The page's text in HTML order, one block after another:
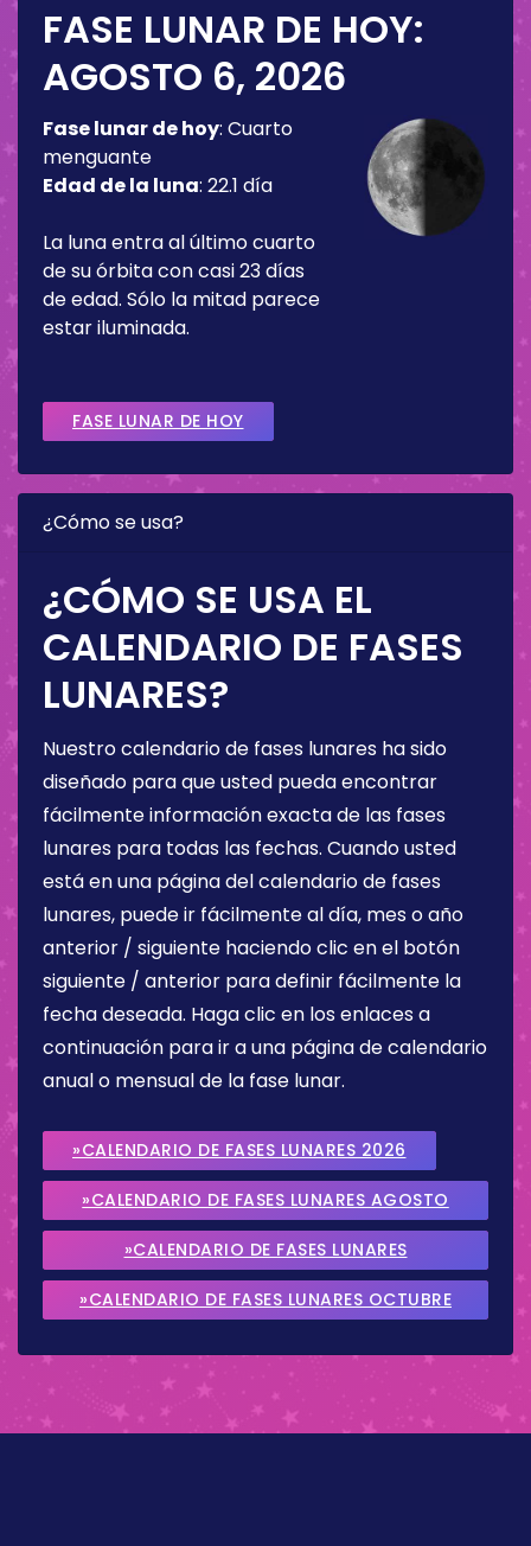
FASE LUNAR DE HOY:
AGOSTO 6, 2026
Fase lunar de hoy: Cuarto
menguante
Edad de la luna: 22.1 día
La luna entra al último cuarto
de su órbita con casi 23 días
de edad. Sólo la mitad parece
estar iluminada.
FASE LUNAR DE HOY
¿Cómo se usa?
¿CÓMO SE USA EL
CALENDARIO DE FASES
LUNARES?
Nuestro calendario de fases lunares ha sido
diseñado para que usted pueda encontrar
fácilmente información exacta de las fases
lunares para todas las fechas. Cuando usted
está en una página del calendario de fases
lunares, puede ir fácilmente al día, mes o año
anterior / siguiente haciendo clic en el botón
siguiente / anterior para definir fácilmente la
fecha deseada. Haga clic en los enlaces a
continuación para ir a una página de calendario
anual o mensual de la fase lunar.
»CALENDARIO DE FASES LUNARES 2026
»CALENDARIO DE FASES LUNARES AGOSTO
2026
»CALENDARIO DE FASES LUNARES
SEPTIEMBRE 2026
»CALENDARIO DE FASES LUNARES OCTUBRE